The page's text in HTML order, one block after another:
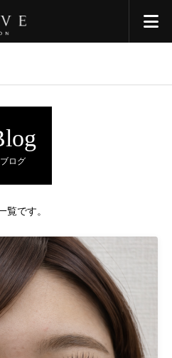
ブログ
です。